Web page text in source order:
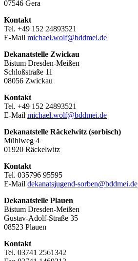
07546 Gera
Kontakt
Tel. +49 152 24893521
E-Mail michael.wolf@bddmei.de
Dekanatstelle Zwickau
Bistum Dresden-Meißen
Schloßstraße 11
08056 Zwickau
Kontakt
Tel. +49 152 24893521
E-Mail michael.wolf@bddmei.de
Dekanatstelle Räckelwitz (sorbisch)
Mühlweg 4
01920 Räckelwitz
Kontakt
Tel. 035796 95595
E-Mail dekanatsjugend-sorben@bddmei.de
Dekanatstelle Plauen
Bistum Dresden-Meißen
Gustav-Adolf-Straße 35
08523 Plauen
Kontakt
Tel. 03741 2561342